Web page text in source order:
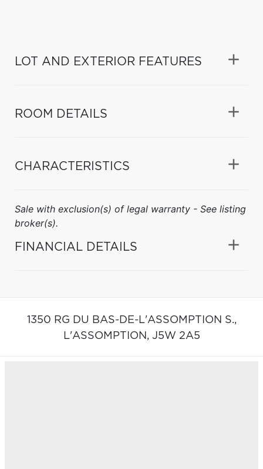
LOT AND EXTERIOR FEATURES
ROOM DETAILS
CHARACTERISTICS
Sale with exclusion(s) of legal warranty - See listing
broker(s).
FINANCIAL DETAILS
1350 RG DU BAS-DE-L'ASSOMPTION S.,
L'ASSOMPTION, J5W 2A5